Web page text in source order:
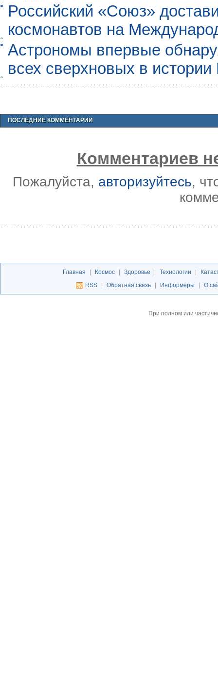
Российский «Союз»
космонавтов на
Астрономы впервые
всех сверхновых в
ПОСЛЕДНИЕ КОММЕНТАРИИ
Комментариев
Пожалуйста, авторизуйтесь,
Главная | Космос | Здоровье | Технологии |
RSS
| Обратная связь | Информеры | О
При полном или